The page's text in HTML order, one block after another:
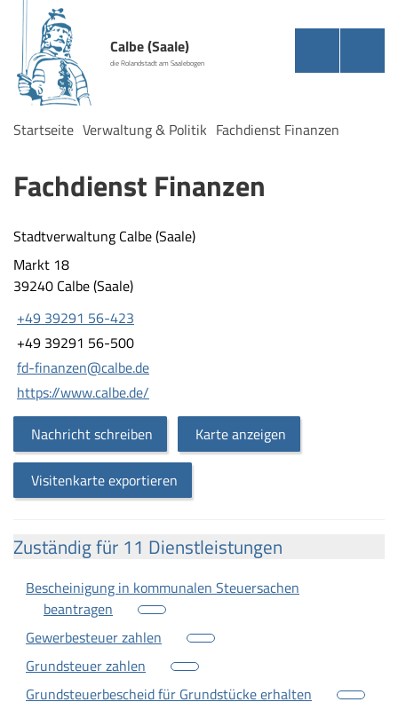
Calbe (Saale)
die Rolandstadt am Saalebogen
Startseite Verwaltung & Politik Fachdienst Finanzen
Fachdienst Finanzen
Stadtverwaltung Calbe (Saale)
Markt 18
39240 Calbe (Saale)
+49 39291 56-423
+49 39291 56-500
fd-finanzen@calbe.de
https://www.calbe.de/
Nachricht schreiben
Karte anzeigen
Visitenkarte exportieren
Zuständig für 11 Dienstleistungen
Bescheinigung in kommunalen Steuersachen
beantragen
Gewerbesteuer zahlen
Grundsteuer zahlen
Grundsteuerbescheid für Grundstücke erhalten